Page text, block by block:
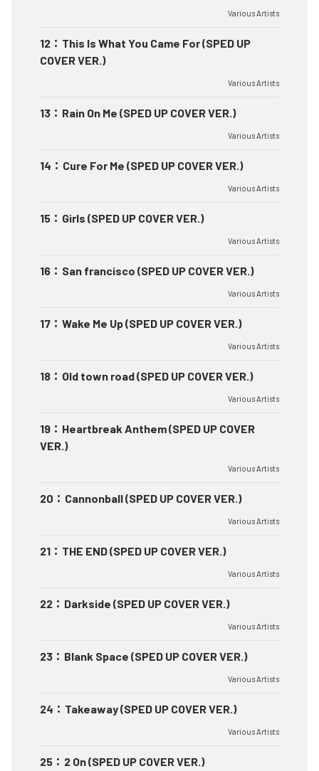
Various Artists
12 ： This Is What You Came For (SPED UP
COVER VER.)
Various Artists
13 ： Rain On Me (SPED UP COVER VER.)
Various Artists
14 ： Cure For Me (SPED UP COVER VER.)
Various Artists
15 ： Girls (SPED UP COVER VER.)
Various Artists
16 ： San francisco (SPED UP COVER VER.)
Various Artists
17 ： Wake Me Up (SPED UP COVER VER.)
Various Artists
18 ： Old town road (SPED UP COVER VER.)
Various Artists
19 ： Heartbreak Anthem (SPED UP COVER
VER.)
Various Artists
20 ： Cannonball (SPED UP COVER VER.)
Various Artists
21 ： THE END (SPED UP COVER VER.)
Various Artists
22 ： Darkside (SPED UP COVER VER.)
Various Artists
23 ： Blank Space (SPED UP COVER VER.)
Various Artists
24 ： Takeaway (SPED UP COVER VER.)
Various Artists
25 ： 2 On (SPED UP COVER VER.)